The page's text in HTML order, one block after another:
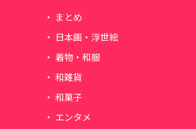
まとめ
日本画・浮世絵
着物・和服
和雑貨
和菓子
エンタメ